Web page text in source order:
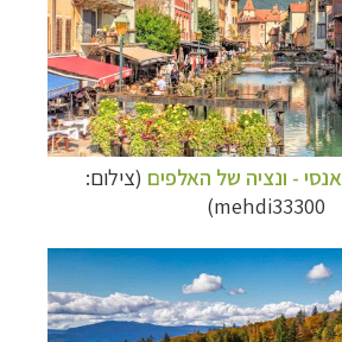
אנסי - ונציה של האלפים (צילום:
mehdi33300)